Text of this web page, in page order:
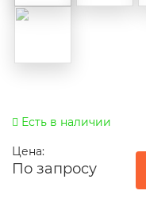
Есть в наличии
Цена:
По запросу